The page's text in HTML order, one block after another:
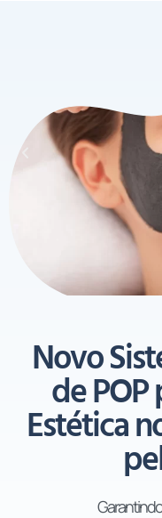
Novo
de
Estética